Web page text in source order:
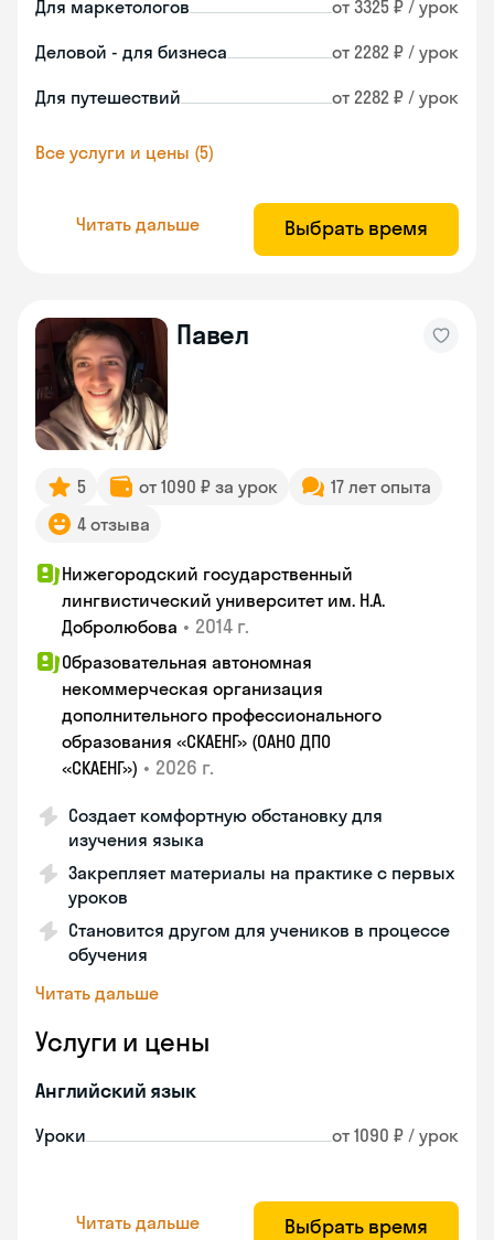
Для маркетологов от 3325 ₽ / урок
Деловой - для бизнеса от 2282 ₽ / урок
Для путешествий от 2282 ₽ / урок
Все услуги и цены (5)
Читать дальше Выбрать время
Павел
5 от 1090 ₽ за урок
17 лет опыта
4 отзыва
Нижегородский государственный
лингвистический университет им. Н.А.
Добролюбова • 2014 г.
Образовательная автономная
некоммерческая организация
дополнительного профессионального
образования «СКАЕНГ» (ОАНО ДПО
«СКАЕНГ») • 2026 г.
Создает комфортную обстановку для
изучения языка
Закрепляет материалы на практике с первых
уроков
Становится другом для учеников в процессе
обучения
Читать дальше
Услуги и цены
Английский язык
Уроки от 1090 ₽ / урок
Читать дальше Выбрать время